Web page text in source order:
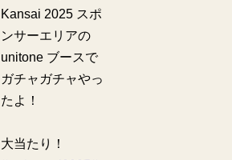
Kansai 2025 スポ
ンサーエリアの
unitone ブースで
ガチャガチャやっ
たよ！
大当たり！